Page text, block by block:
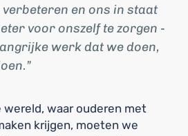
verbeteren en ons in staat
voor onszelf te zorgen -
werk dat we doen,
wereld, waar ouderen met
krijgen, moeten we